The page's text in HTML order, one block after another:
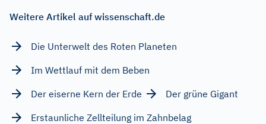
Weitere Artikel auf wissenschaft.de
Die Unterwelt des Roten Planeten
Im Wettlauf mit dem Beben
Der eiserne Kern der Erde
Der grüne Gigant
Erstaunliche Zellteilung im Zahnbelag